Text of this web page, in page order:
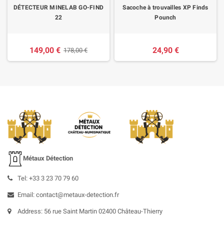
DÉTECTEUR MINELAB GO-FIND
22
149,00 € 178,00 €
Sacoche à trouvailles XP Finds
Pounch
24,90 €
Métaux Détection
Tel: +33 3 23 70 79 60
Email: contact@metaux-detection.fr
Address: 56 rue Saint Martin 02400 Château-Thierry